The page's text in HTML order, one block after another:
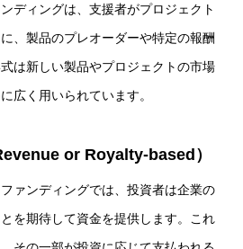
ディングは、支援者がプロジェクト
、製品のプレオーダーや特定の報酬
は新しい製品やプロジェクトの市場
広く用いられています。
or Royalty-based）
ァンディングでは、投資者は企業の
を期待して資金を提供します。これ